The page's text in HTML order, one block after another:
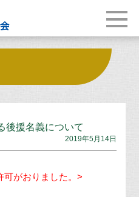
後援名義について
2019年5月14日
可がおりました。>